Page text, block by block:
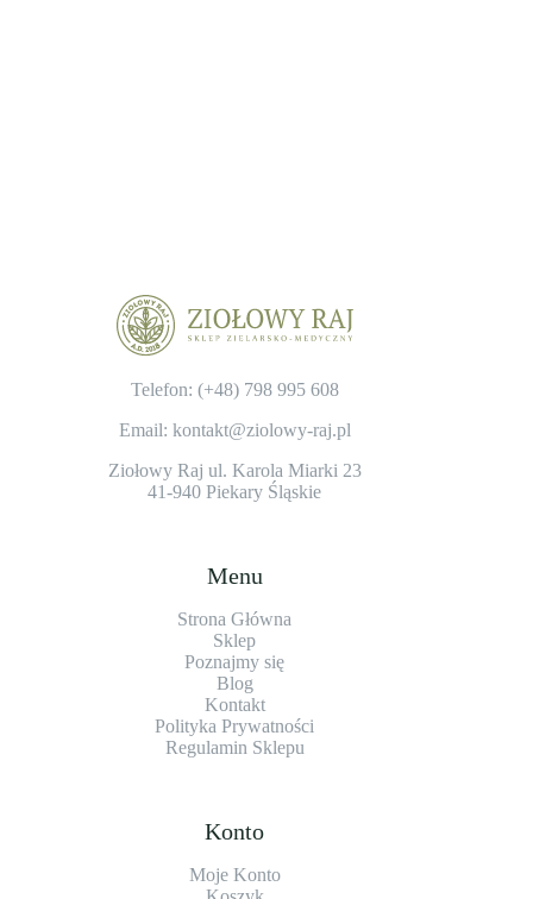
Telefon: (+48) 798 995 608
Email: kontakt@ziolowy-raj.pl
Ziołowy Raj ul. Karola Miarki 23
41-940 Piekary Śląskie
Menu
Strona Główna
Sklep
Poznajmy się
Blog
Kontakt
Polityka Prywatności
Regulamin Sklepu
Konto
Moje Konto